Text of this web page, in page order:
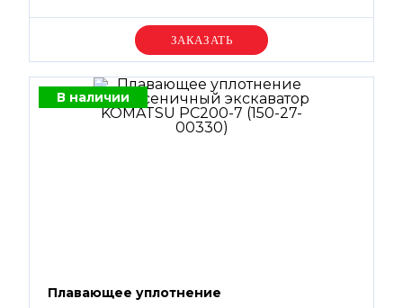
Уточняйте цену
В наличии
Плавающее уплотнение